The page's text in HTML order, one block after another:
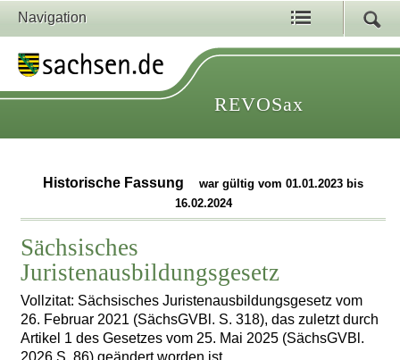
Navigation
REVOSax
Historische Fassung
war gültig vom 01.01.2023 bis
16.02.2024
Sächsisches
Juristenausbildungsgesetz
Vollzitat: Sächsisches Juristenausbildungsgesetz vom
26. Februar 2021 (SächsGVBl. S. 318), das zuletzt durch
Artikel 1 des Gesetzes vom 25. Mai 2025 (SächsGVBl.
2026 S. 86) geändert worden ist